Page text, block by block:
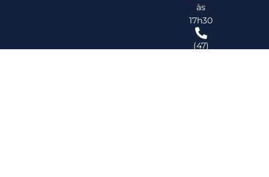
às
17h30
(47)